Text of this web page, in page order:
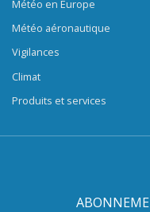
Météo en Europe
Météo aéronautique
Vigilances
Climat
Produits et services